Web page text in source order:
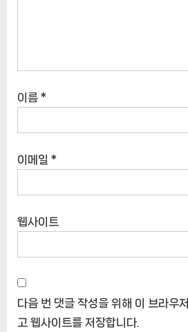
이름 *
이메일 *
웹사이트
다음 번 댓글 작성을 위해 이 브라우
고 웹사이트를 저장합니다.